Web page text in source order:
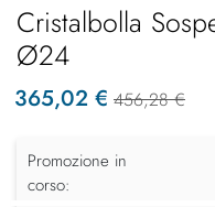
Cristalbolla
Ø24
365,02 € 456,28 €
Promozione in
corso: